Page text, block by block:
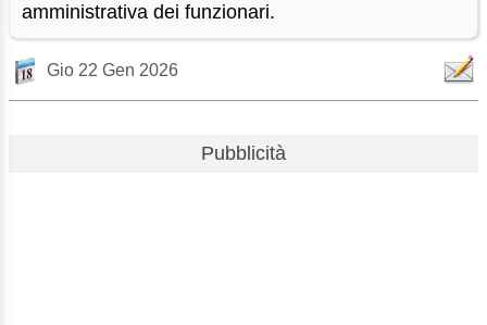
amministrativa dei funzionari.
Gio 22 Gen 2026
Pubblicità